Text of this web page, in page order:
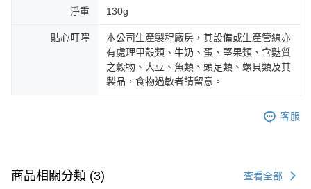
淨重 130g
貼心叮嚀
本公司生產製程廠房，其設備或生產管線亦
有處理甲殼類、牛奶、蛋、堅果類、含麩質
之穀物、大豆、魚類、頭足類、螺貝類及其
製品，食物過敏者請留意。
客服
商品相關分類 (3) 查看全部